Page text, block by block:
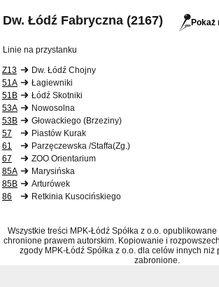
Dw. Łódź Fabryczna (2167) Pokaż
Linie na przystanku
Z13
Dw. Łódź Chojny
51A
Łagiewniki
51B
Łódź Skotniki
53A
Nowosolna
53B
Głowackiego (Brzeziny)
57
Piastów Kurak
61
Parzęczewska /Staffa(Zg.)
67
ZOO Orientarium
85A
Marysińska
85B
Arturówek
86
Retkinia Kusocińskiego
Wszystkie treści MPK-Łódź Spółka z o.o.
chronione prawem autorskim. Kopiowanie i
zgody MPK-Łódź Spółka z o.o. dla celów innych niż
zabronione.